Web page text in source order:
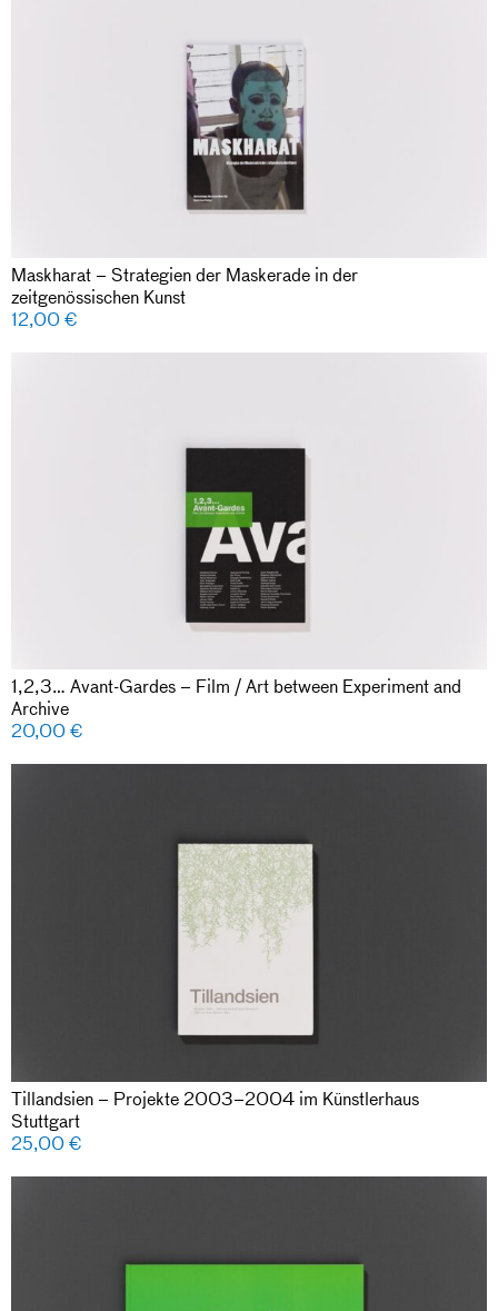
Maskharat – Strategien der Maskerade in der
zeitgenössischen Kunst
12,00€
1,2,3… Avant-Gardes – Film / Art between Experiment and
Archive
20,00€
Tillandsien – Projekte 2003–2004 im Künstlerhaus
Stuttgart
25,00€